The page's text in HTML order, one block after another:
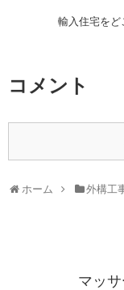
輸入住宅をど
コメント
ホーム 外構工
マッ